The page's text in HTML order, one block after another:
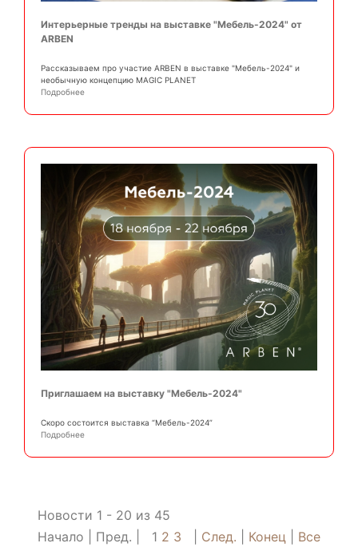
Интерьерные тренды на выставке "Мебель-2024" от
ARBEN
Рассказываем про участие ARBEN в выставке "Мебель-2024" и
необычную концепцию MAGIC PLANET
Подробнее
Приглашаем на выставку "Мебель-2024"
Скоро состоится выставка “Мебель-2024”
Подробнее
Новости 1 - 20 из 45
Начало
Пред. 1 2 3 След. Конец Все